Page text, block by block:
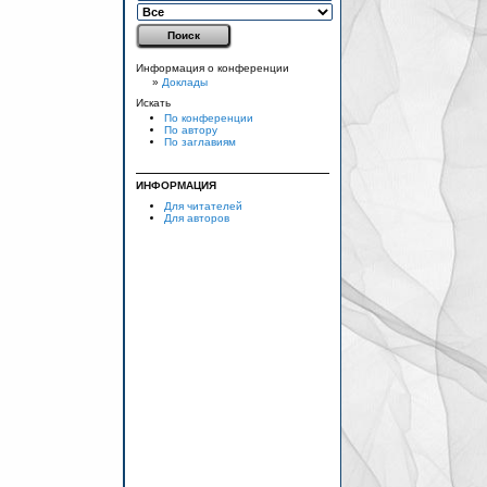
Информация о конференции
»Доклады
Искать
По конференции
По автору
По заглавиям
ИНФОРМАЦИЯ
Для читателей
Для авторов